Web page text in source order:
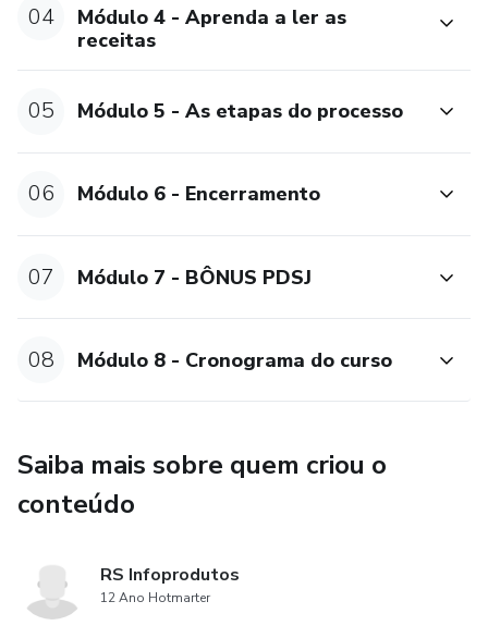
04
Módulo 4 - Aprenda a ler as
receitas
05 Módulo 5 - As etapas do processo
06 Módulo 6 - Encerramento
07 Módulo 7 - BÔNUS PDSJ
08 Módulo 8 - Cronograma do curso
Saiba mais sobre quem criou o
conteúdo
RS Infoprodutos
12 Ano Hotmarter